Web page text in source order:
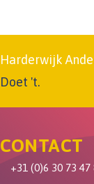
Harderwijk
Doet 't.
CONTACT
+31 (0)6 30 73 47